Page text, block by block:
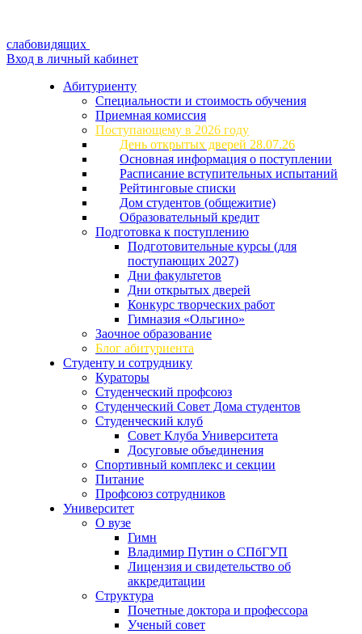
слабовидящих
Вход в личный кабинет
Абитуриенту
Специальности и стоимость обучения
Приемная комиссия
Поступающему в 2026 году
День открытых дверей 28.07.26
Основная информация о поступлении
Расписание вступительных испытаний
Рейтинговые списки
Дом студентов (общежитие)
Образовательный кредит
Подготовка к поступлению
Подготовительные курсы (для
поступающих 2027)
Дни факультетов
Дни открытых дверей
Конкурс творческих работ
Гимназия «Ольгино»
Заочное образование
Блог абитуриента
Студенту и сотруднику
Кураторы
Студенческий профсоюз
Студенческий Совет Дома студентов
Студенческий клуб
Совет Клуба Университета
Досуговые объединения
Спортивный комплекс и секции
Питание
Профсоюз сотрудников
Университет
О вузе
Гимн
Владимир Путин о СПбГУП
Лицензия и свидетельство об
аккредитации
Структура
Почетные доктора и профессора
Ученый совет